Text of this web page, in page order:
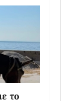
το